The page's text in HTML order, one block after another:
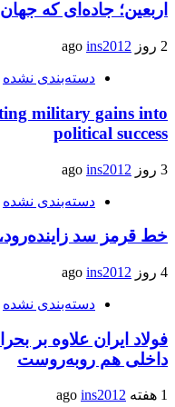
اربعین؛ جاده‌ای که
2 روز ago ins2012
دسته‌بندی نشده
military gains into
political success
3 روز ago ins2012
دسته‌بندی نشده
خط قرمز سد زاینده‌رود، ۲۳۶ میلیون مترمکعب است
4 روز ago ins2012
دسته‌بندی نشده
فولاد ایران علاوه بر
داخلی هم روبه‌روست
1 هفته ago ins2012